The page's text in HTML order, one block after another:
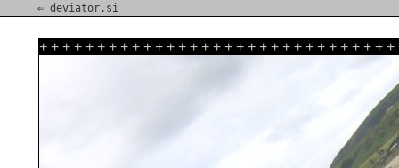
⇐ deviator.si
+ + + + + + + + + + + + + + + + + + + + + + + + + + + + + + +